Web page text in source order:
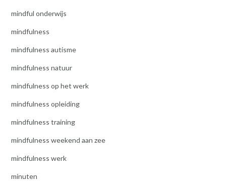
mindful onderwijs
mindfulness
mindfulness autisme
mindfulness natuur
mindfulness op het werk
mindfulness opleiding
mindfulness training
mindfulness weekend aan zee
mindfulness werk
minuten